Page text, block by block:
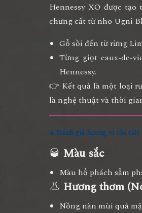
Hennessy XO được
chưng cất từ nho Ugni
Gỗ sồi đến từ rừng
Từng giọt eaux-de-
Hennessy.
👉 Kết quả là một loại
là nghệ thuật và thời
4. Đánh giá hương vị chi tiết
🥃 Màu sắc
Màu hổ phách sẫm
👃 Hương thơm
Nồng nàn mùi quả